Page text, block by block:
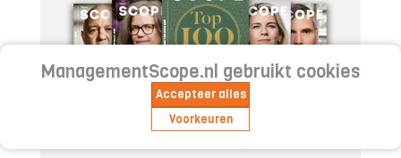
Geïnteresseerd in Management
ManagementScope.nl gebruikt cookies
Accepteer alles
Voorkeuren